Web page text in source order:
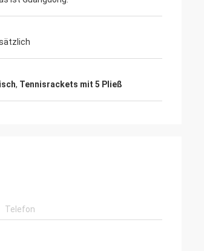
, Tennisrackets mit 5 Pließ